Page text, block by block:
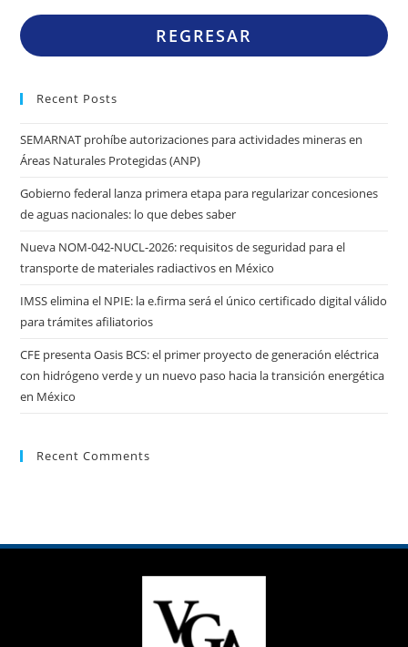
REGRESAR
Recent Posts
SEMARNAT prohíbe autorizaciones para actividades mineras en
Áreas Naturales Protegidas (ANP)
Gobierno federal lanza primera etapa para regularizar concesiones
de aguas nacionales: lo que debes saber
Nueva NOM-042-NUCL-2026: requisitos de seguridad para el
transporte de materiales radiactivos en México
IMSS elimina el NPIE: la e.firma será el único certificado digital válido
para trámites afiliatorios
CFE presenta Oasis BCS: el primer proyecto de generación eléctrica
con hidrógeno verde y un nuevo paso hacia la transición energética
en México
Recent Comments